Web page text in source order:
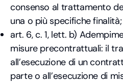
consenso al trattamento
una o più specifiche finalità;
art. 6, c. 1, lett. b)
misure precontrattuali: il
all’esecuzione di un
parte o all’esecuzione di